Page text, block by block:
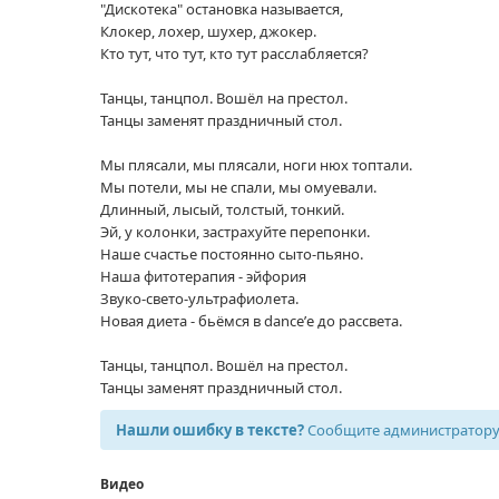
"Дискотека" остановка называется,
Клокер, лохер, шухер, джокер.
Кто тут, что тут, кто тут расслабляется?
Танцы, танцпол. Вошёл на престол.
Танцы заменят праздничный стол.
Мы плясали, мы плясали, ноги нюх топтали.
Мы потели, мы не спали, мы омуевали.
Длинный, лысый, толстый, тонкий.
Эй, у колонки, застрахуйте перепонки.
Наше счастье постоянно сыто-пьяно.
Наша фитотерапия - эйфория
Звуко-свето-ультрафиолета.
Новая диета - бьёмся в dance’е до рассвета.
Танцы, танцпол. Вошёл на престол.
Танцы заменят праздничный стол.
Нашли ошибку в тексте?Сообщите
Видео